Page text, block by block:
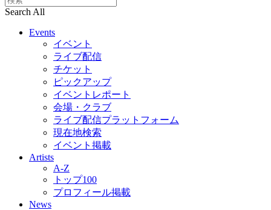
Search All
Events
イベント
ライブ配信
チケット
ピックアップ
イベントレポート
会場・クラブ
ライブ配信プラットフォーム
現在地検索
イベント掲載
Artists
A-Z
トップ100
プロフィール掲載
News